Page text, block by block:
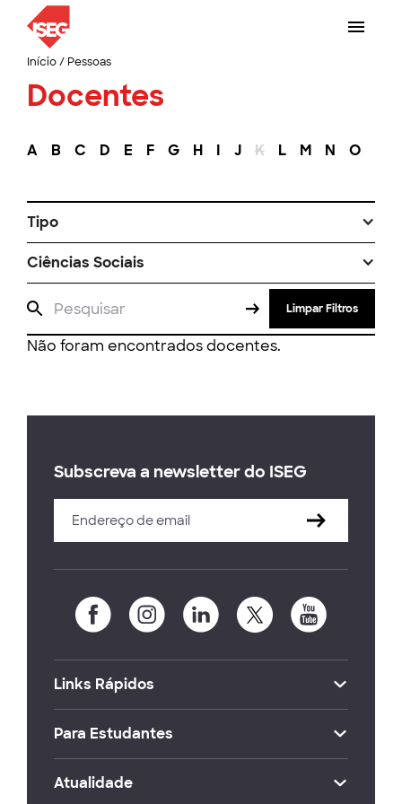
Início/ Pessoas
Docentes
A B C D E F G H I J K L M N O
Tipo
Ciências Sociais
Limpar Filtros
Não foram encontrados docentes.
Subscreva a newsletter do ISEG
Links Rápidos
Para Estudantes
Atualidade